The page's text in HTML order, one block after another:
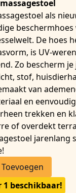
als
beschermhoes
De hoes
is UV-
Zo bescherm je
stof,
van
en
trekken en
of overdekt
jarenlang
Toevoegen
1 beschikbaar!